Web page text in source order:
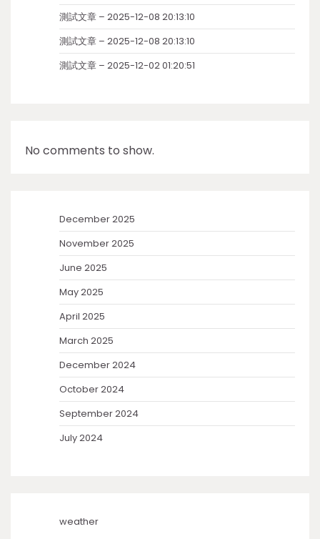
測試文章 – 2025-12-08 20:13:10
測試文章 – 2025-12-08 20:13:10
測試文章 – 2025-12-02 01:20:51
No comments to show.
December 2025
November 2025
June 2025
May 2025
April 2025
March 2025
December 2024
October 2024
September 2024
July 2024
weather